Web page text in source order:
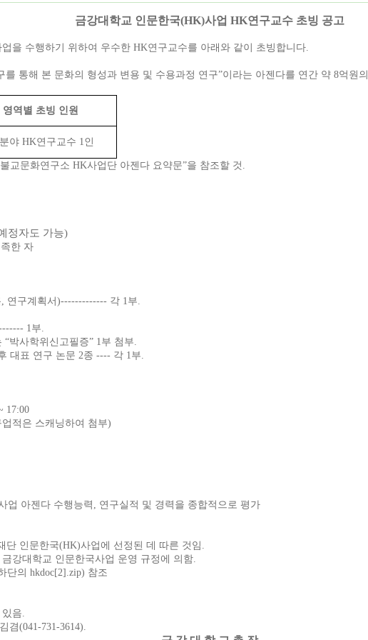
금강대학교 인문한국(HK)사업 HK연구교수 초빙 공고
을 수행하기 위하여 우수한 HK연구교수를 아래와 같이 초빙합니다.
통해 본 문화의 형성과 변용 및 수용과정 연구”이라는 아젠다를 연간 약 8억원
영역별 초빙 인원
야 HK연구교수 1인
교문화연구소 HK사업단 아젠다 요약문”을 참조할 것.
정자도 가능)
한 자
연구계획서 )------------- 각 1부.
1부.
박사학위신고필증” 1부 첨부.
대표 연구 논문 2종 ---- 각 1부.
17:00
적은 스캐닝하여 첨부)
업 아젠다 수행능력, 연구실적 및 경력을 종합적으로 평가
단 인문한국(HK)사업에 선정된 데 따른 것임.
강대학교 인문한국사업 운영 규정에 의함.
단의 hkdoc[2].zip) 참조
음.
겸(041-731-3614).